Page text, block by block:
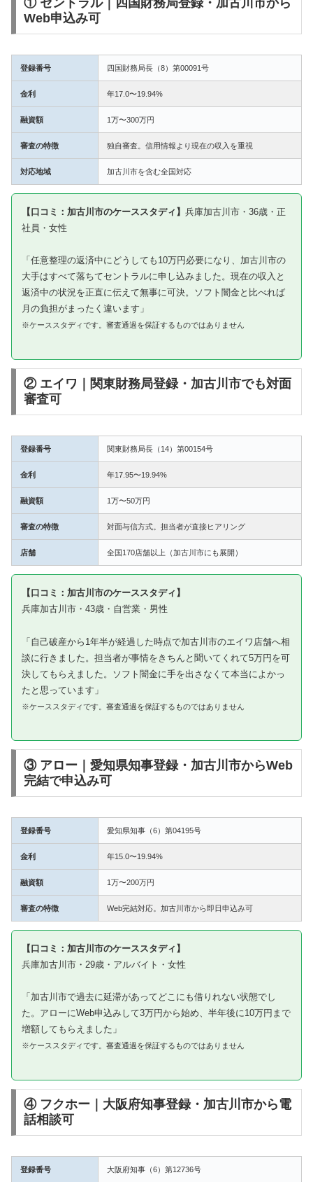
Web申込み可
登録番号 四国財務局長（8）第00091号
金利 年17.0〜19.94%
融資額 1万〜300万円
審査の特徴 独自審査。信用情報より現在の収入を重視
対応地域 加古川市を含む全国対応
【口コミ：加古川市のケーススタディ】 兵庫加古川市・36歳・正
社員・女性
「任意整理の返済中にどうしても10万円必要になり、加古川市の
大手はすべて落ちてセントラルに申し込みました。現在の収入と
返済中の状況を正直に伝えて無事に可決。ソフト闇金と比べれば
月の負担がまったく違います」
※ケーススタディです。審査通過を保証するものではありません
② エイワ｜関東財務局登録・加古川市でも対面
審査可
登録番号 関東財務局長（14）第00154号
金利 年17.95〜19.94%
融資額 1万〜50万円
審査の特徴 対面与信方式。担当者が直接ヒアリング
店舗 全国170店舗以上（加古川市にも展開）
【口コミ：加古川市のケーススタディ】
兵庫加古川市・43歳・自営業・男性
「自己破産から1年半が経過した時点で加古川市のエイワ店舗へ相
談に行きました。担当者が事情をきちんと聞いてくれて5万円を可
決してもらえました。ソフト闇金に手を出さなくて本当によかっ
たと思っています」
※ケーススタディです。審査通過を保証するものではありません
③ アロー｜愛知県知事登録・加古川市からWeb
完結で申込み可
登録番号 愛知県知事（6）第04195号
金利 年15.0〜19.94%
融資額 1万〜200万円
審査の特徴 Web完結対応。加古川市から即日申込み可
【口コミ：加古川市のケーススタディ】
兵庫加古川市・29歳・アルバイト・女性
「加古川市で過去に延滞があってどこにも借りれない状態でし
た。アローにWeb申込みして3万円から始め、半年後に10万円まで
増額してもらえました」
※ケーススタディです。審査通過を保証するものではありません
④ フクホー｜大阪府知事登録・加古川市から電
話相談可
登録番号 大阪府知事（6）第12736号